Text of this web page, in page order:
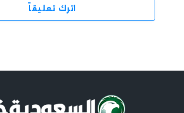
اترك تعليقاً